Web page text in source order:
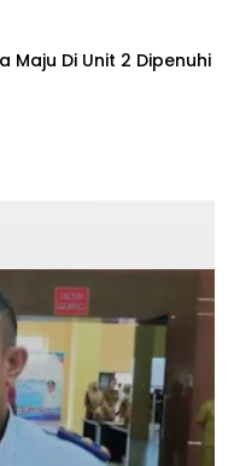
Maju Di Unit 2 Dipenuhi